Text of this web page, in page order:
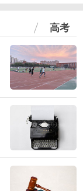
高考